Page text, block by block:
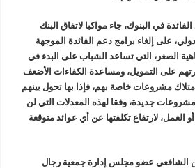
في البنوك، جاء مواكبا لاتفاق البنك
على إلغاء برامج دعم الفائدة الموجهة
الصغر، التي تساعد الشباب على البدء في
على التمويل، ومساعدة الكفاءات الأضعف
مشروعات خاصة بهم، فإذا بها تحول بينهم
جديدة، وفقا لهذه المعدلات التي لن
العمل، لارتفاع تكلفتها عن أي عوائد متوقعة
الشافعي عضو مجلس إدارة جمعية رجال